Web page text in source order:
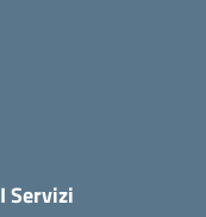
I Servizi